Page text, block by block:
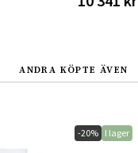
ANDRA KÖPTE ÄVEN
-20% I lager